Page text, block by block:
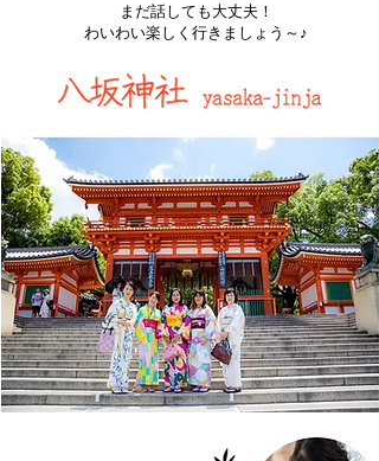
まだ話しても大丈夫！
わいわい楽しく行きましょう～​♪